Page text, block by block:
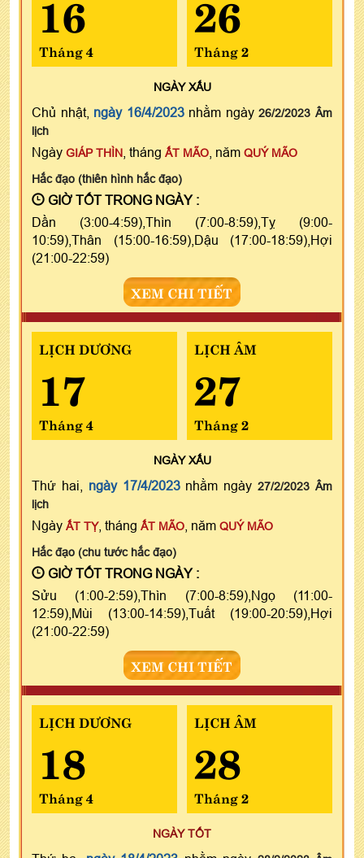
16
Tháng 4
26
Tháng 2
NGÀYXẤU
Chủ nhật, ngày 16/4/2023nhằm ngày26/2/2023 Âm
lịch
Ngày GIÁP THÌN , tháng ẤT MÃO , năm QUÝ MÃO
Hắc đạo (thiên hình hắc đạo)
GIỜ TỐT TRONG NGÀY :
Dần (3:00-4:59),Thìn (7:00-8:59),Tỵ (9:00-
10:59),Thân (15:00-16:59),Dậu (17:00-18:59),Hợi
(21:00-22:59)
XEM CHI TIẾT
LỊCH DƯƠNG
17
Tháng 4
LỊCH ÂM
27
Tháng 2
NGÀYXẤU
Thứ hai, ngày 17/4/2023nhằm ngày27/2/2023 Âm
lịch
Ngày ẤT TỴ, tháng ẤT MÃO , năm QUÝ MÃO
Hắc đạo (chu tước hắc đạo)
GIỜ TỐT TRONG NGÀY :
Sửu (1:00-2:59),Thìn (7:00-8:59),Ngọ (11:00-
12:59),Mùi (13:00-14:59),Tuất (19:00-20:59),Hợi
(21:00-22:59)
XEM CHI TIẾT
LỊCH DƯƠNG
18
Tháng 4
LỊCH ÂM
28
Tháng 2
NGÀY TỐT